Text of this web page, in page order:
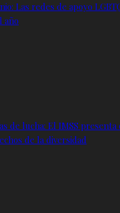
Las redes de apoyo
año
de lucha: El IMSS
de la diversidad